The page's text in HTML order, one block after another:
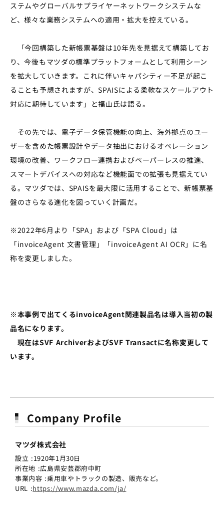
ステムやグローバルサプライヤーネットワークシステムな
ど、様々な業務システムへの適用・拡大を控えている。
「今回構築した新帳票基盤は10年先を見据えて構築してお
り、今後もマツダの標準プラットフォームとして利用シーン
を拡大していきます。これに伴いキャパシティー不足が起こ
ることも予想されますが、SPAISによる柔軟なスケールアウト
対応に期待しています」と福山氏は語る。
その先では、電子データ保管機能の向上、海外拠点のユー
ザーを含めた帳票設計やデータ抽出におけるオペレーション
環境の改善、ワークフロー連携およびペーパーレスの推進、
スマートデバイスへの対応など機能面での拡張も見据えてい
る。マツダでは、SPAISを最大限に活用することで、新帳票基
盤のさらなる進化を図っていく計画だ。
※2022年6月より「SPA」および「SPA Cloud」は
「invoiceAgent 文書管理」「invoiceAgent AI OCR」に名
称を変更しました。
※本事例で出てくるinvoiceAgent関連製品名は導入当初の製
品名になります。
現在はSVF ArchiverおよびSVF Transactに名称変更して
います。
Company Profile
マツダ株式会社
設立 :1920年1月30日
所在地 :広島県安芸郡府中町
事業内容 :乗用車やトラックの製造、販売など。
URL :https://www.mazda.com/ja/